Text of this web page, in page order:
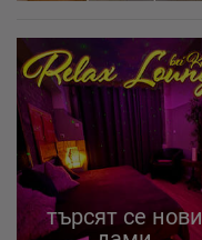
търсят се нови